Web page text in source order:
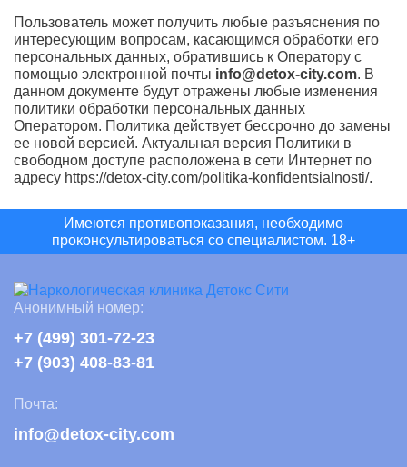
Пользователь может получить любые разъяснения по
интересующим вопросам, касающимся обработки его
персональных данных, обратившись к Оператору с
помощью электронной почты info@detox-city.com. В
данном документе будут отражены любые изменения
политики обработки персональных данных
Оператором. Политика действует бессрочно до замены
ее новой версией. Актуальная версия Политики в
свободном доступе расположена в сети Интернет по
адресу https://detox-city.com/politika-konfidentsialnosti/.
Имеются противопоказания, необходимо
проконсультироваться со специалистом. 18+
Анонимный номер:
+7 (499) 301-72-23
+7 (903) 408-83-81
Почта:
info@detox-city.com